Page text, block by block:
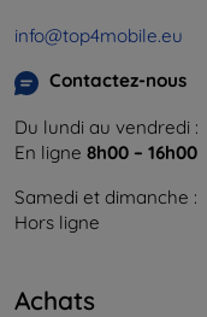
info@top4mobile.eu
Contactez-nous
Du lundi au vendredi :
En ligne 8h00 – 16h00
Samedi et dimanche :
Hors ligne
Achats